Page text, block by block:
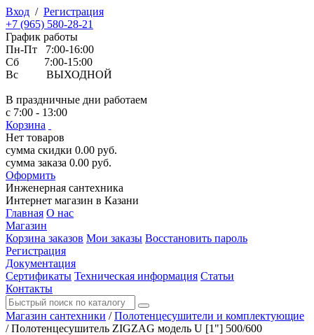
Вход / Регистрация
+7 (965) 580-28-21
График работы
Пн-Пт 7:00-16:00
Сб 7:00-15:00
Вс ВЫХОДНОЙ
В праздничные дни работаем
с 7:00 - 13:00
Корзина
Нет товаров
сумма скидки 0.00 руб.
сумма заказа 0.00 руб.
Оформить
Инженерная сантехника
Интернет магазин в Казани
Главная О нас
Магазин
Корзина заказов Мои заказы Восстановить пароль
Регистрация
Документация
Сертификаты Техническая информация Статьи
Контакты
Магазин сантехники / Полотенцесушители и комплектующие
/ Полотенцесушитель ZIGZAG модель U [1"] 500/600